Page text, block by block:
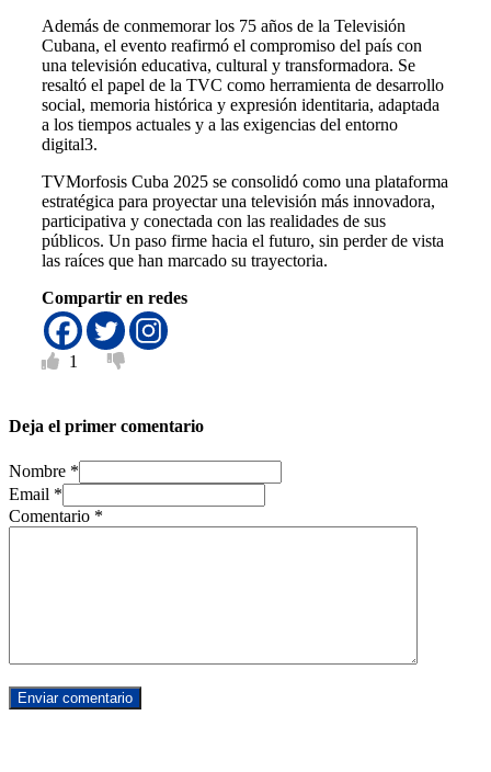
Además de conmemorar los 75 años de la Televisión
Cubana, el evento reafirmó el compromiso del país con
una televisión educativa, cultural y transformadora. Se
resaltó el papel de la TVC como herramienta de desarrollo
social, memoria histórica y expresión identitaria, adaptada
a los tiempos actuales y a las exigencias del entorno
digital3.
TVMorfosis Cuba 2025 se consolidó como una plataforma
estratégica para proyectar una televisión más innovadora,
participativa y conectada con las realidades de sus
públicos. Un paso firme hacia el futuro, sin perder de vista
las raíces que han marcado su trayectoria.
Compartir en redes
1
Deja el primer comentario
Nombre *
Email *
Comentario *